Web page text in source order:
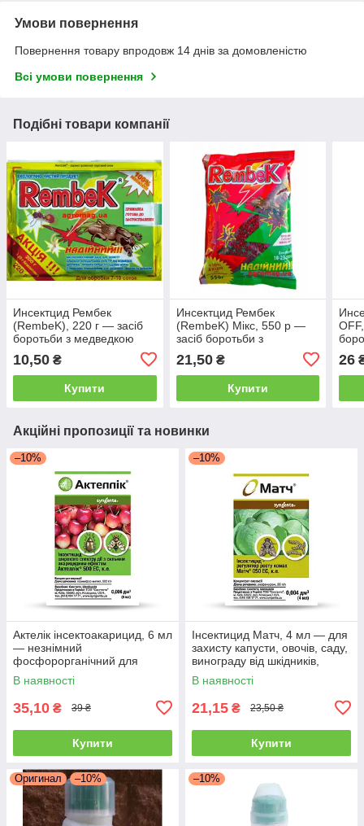
Умови повернення
Повернення товару впродовж 14 днів за домовленістю
Всі умови повернення
Подібні товари компанії
Инсектцид Рембек
(RembeK), 220 г — засіб
боротьби з медведкою
10,50 ₴
Купити
Инсектцид Рембек
(RembeK) Мікс, 550 р —
засіб боротьби з
21,50₴
Купити
26
Акційні пропозиції та новинки
–10%
Актелік інсектоакарицид, 6 мл
— незнімний
фосфорорганічний для
знищення шкідників,
Syngenta
В наявності
35,10 ₴ 39 ₴
Купити
–10%
Інсектицид Матч, 4 мл — для
захисту капусти, овочів, саду,
винограду від шкідників,
В наявності
21,15 ₴ 23,50 ₴
Купити
Оригинал –10% –10%